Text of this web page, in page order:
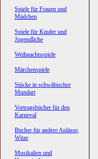
Spiele für Frauen und
Mädchen
Spiele für Kinder und
Jugendliche
Weihnachtsspiele
Märchenspiele
Stücke in schwäbischer
Mundart
Vortragsbücher für den
Karneval
Bücher für andere Anlässe,
Witze
Musikalien und